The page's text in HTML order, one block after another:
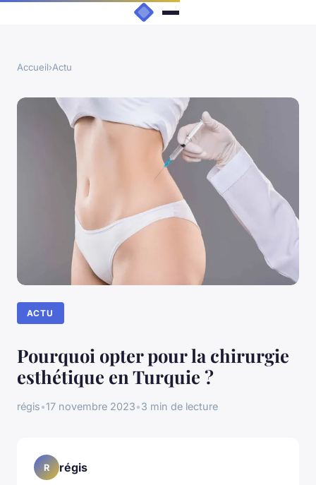
Accueil›Actu
ACTU
Pourquoi opter pour la chirurgie
esthétique en Turquie ?
régis•17 novembre 2023•3 min de lecture
R régis